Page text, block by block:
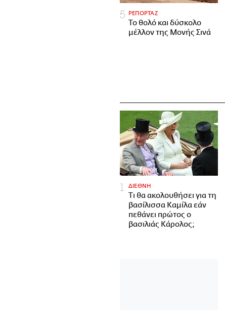
ΡΕΠΟΡΤΑΖ
Το θολό και δύσκολο
μέλλον της Μονής Σινά
ΔΙΕΘΝΗ
Τι θα ακολουθήσει για τη
βασίλισσα Καμίλα εάν
πεθάνει πρώτος ο
βασιλιάς Κάρολος;